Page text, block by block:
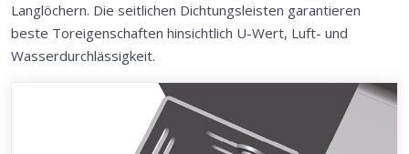
Langlöchern. Die seitlichen Dichtungsleisten garantieren
beste Toreigenschaften hinsichtlich U-Wert, Luft- und
Wasserdurchlässigkeit.